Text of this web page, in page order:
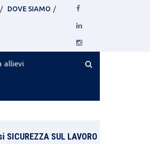
DOVE SIAMO
allievi
SICUREZZA SUL LAVORO